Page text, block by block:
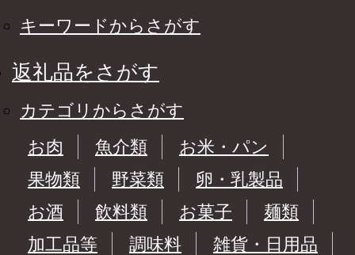
キーワードからさがす
返礼品をさがす
カテゴリからさがす
お肉
魚介類
お米・パン
果物類
野菜類
卵・乳製品
お酒
飲料類 お菓子
麺類
加工品等
調味料
雑貨・日用品